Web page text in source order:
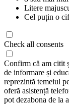
Litere
Cel puțin o
Check all consents
Confirm că am citit
de informare și
reprezintă temeiul
oferă asistență
pot dezabona de la